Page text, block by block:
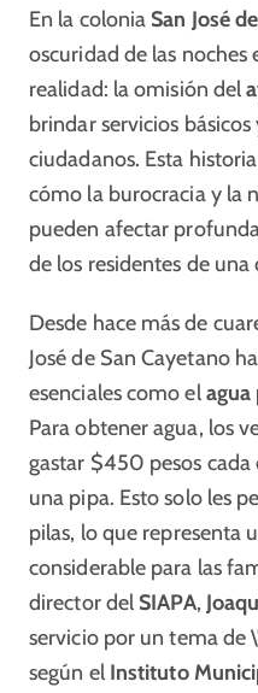
En la colonia San José
oscuridad de las noches
realidad: la omisión del
brindar servicios básicos
ciudadanos. Esta
cómo la burocracia y la
pueden afectar
de los residentes de
Desde hace más de
José de San Cayetano
esenciales como el
Para obtener agua, los
gastar $450 pesos
una pipa. Esto solo les
pilas, lo que representa
considerable para las
director del SIAPA,
servicio por un tema de
según el Instituto